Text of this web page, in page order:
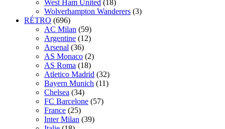
West Ham United (18)
Wolverhampton Wanderers (3)
RÉTRO (696)
AC Milan (59)
Argentine (12)
Arsenal (36)
AS Monaco (2)
AS Roma (18)
Atletico Madrid (32)
Bayern Munich (11)
Chelsea (34)
FC Barcelone (57)
France (25)
Inter Milan (39)